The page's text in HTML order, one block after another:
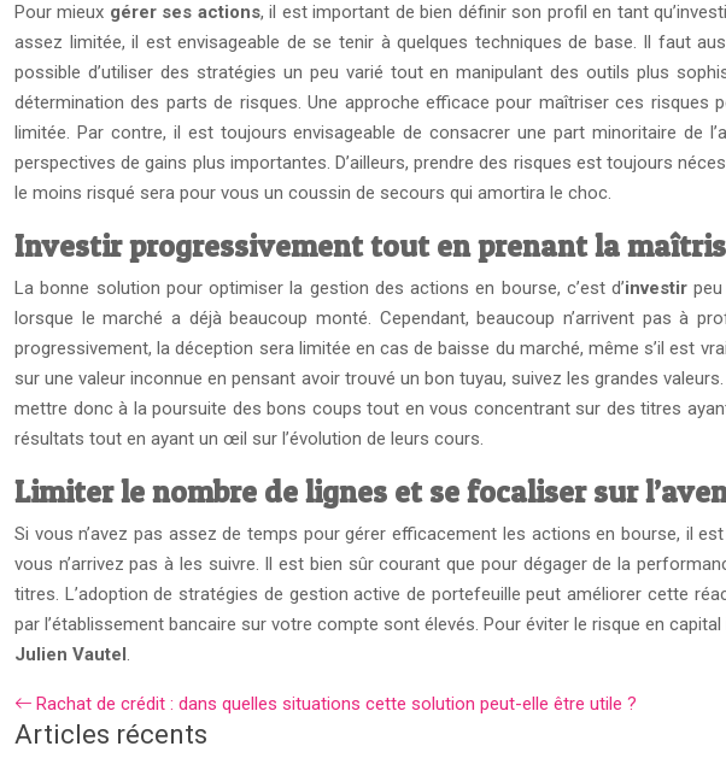
Pour mieux gérer ses actions, il est important de bien définir son profil en tant
assez limitée, il est envisageable de se tenir à quelques techniques de base. Il faut
possible d’utiliser des stratégies un peu varié tout en manipulant des outils plus
détermination des parts de risques. Une approche efficace pour maîtriser ces
limitée. Par contre, il est toujours envisageable de consacrer une part minoritaire
perspectives de gains plus importantes. D’ailleurs, prendre des risques est toujours
le moins risqué sera pour vous un coussin de secours qui amortira le choc.
Investir progressivement tout en prenant la
La bonne solution pour optimiser la gestion des actions en bourse, c’est d’investir
lorsque le marché a déjà beaucoup monté. Cependant, beaucoup n’arrivent pas à
progressivement, la déception sera limitée en cas de baisse du marché, même s’il est
sur une valeur inconnue en pensant avoir trouvé un bon tuyau, suivez les grandes
mettre donc à la poursuite des bons coups tout en vous concentrant sur des titres
résultats tout en ayant un œil sur l’évolution de leurs cours.
Limiter le nombre de lignes et se focaliser sur
Si vous n’avez pas assez de temps pour gérer efficacement les actions en bourse, il
vous n’arrivez pas à les suivre. Il est bien sûr courant que pour dégager de la
titres. L’adoption de stratégies de gestion active de portefeuille peut améliorer cette
par l’établissement bancaire sur votre compte sont élevés. Pour éviter le risque en
Julien Vautel.
Rachat de crédit : dans quelles situations cette solution peut-elle être utile ?
Articles récents